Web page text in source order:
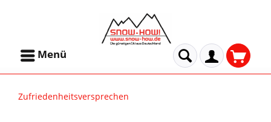
Menü
Zufriedenheitsversprechen